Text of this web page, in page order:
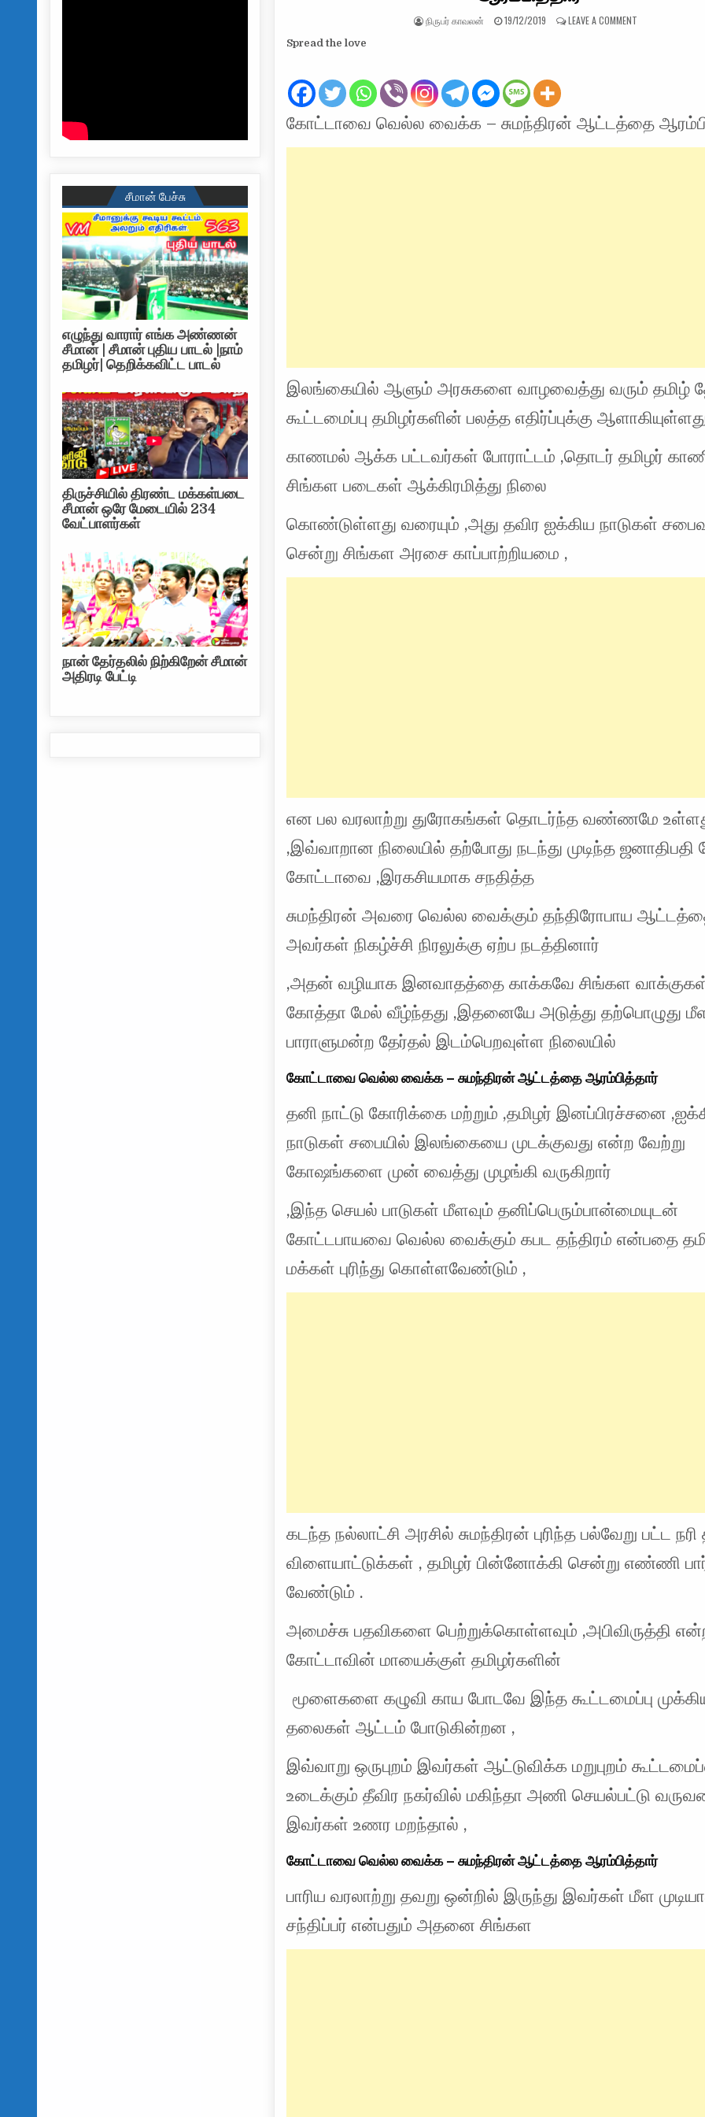
AUTHOR:
நிருபர் காவலன் PUBLISHED DATE:
19/12/2019 LEAVE A COMMENT ON கோட்டாவை
Spread the love
கோட்டாவை வெல்ல வைக்க – சுமந்திரன் ஆட்டத்தை
இலங்கையில் ஆளும் அரசுகளை வாழவைத்து வரும் தமிழ்
கூட்டமைப்பு தமிழர்களின் பலத்த எதிர்ப்புக்கு
காணமல் ஆக்க பட்டவர்கள் போராட்டம் ,தொடர் தமிழர்
சிங்கள படைகள் ஆக்கிரமித்து நிலை
கொண்டுள்ளது வரையும் ,அது தவிர ஐக்கிய நாடுகள்
சென்று சிங்கள அரசை காப்பாற்றியமை ,
என பல வரலாற்று துரோகங்கள் தொடர்ந்த வண்ணமே
,இவ்வாறான நிலையில் தற்போது நடந்து முடிந்த ஜனாதிபதி
கோட்டாவை ,இரகசியமாக சநதித்த
சுமந்திரன் அவரை வெல்ல வைக்கும் தந்திரோபாய
அவர்கள் நிகழ்ச்சி நிரலுக்கு ஏற்ப நடத்தினார்
,அதன் வழியாக இனவாதத்தை காக்கவே சிங்கள
கோத்தா மேல் வீழ்ந்தது ,இதனையே அடுத்து தற்பொழுது
பாராளுமன்ற தேர்தல் இடம்பெறவுள்ள நிலையில்
கோட்டாவை வெல்ல வைக்க – சுமந்திரன் ஆட்டத்தை ஆரம்பித்தார்
தனி நாட்டு கோரிக்கை மற்றும் ,தமிழர் இனப்பிரச்சனை
நாடுகள் சபையில் இலங்கையை முடக்குவது என்ற வேற்று
கோஷங்களை முன் வைத்து முழங்கி வருகிறார்
,இந்த செயல் பாடுகள் மீளவும் தனிப்பெரும்பான்மையுடன்
கோட்டபாயவை வெல்ல வைக்கும் கபட தந்திரம் என்பதை
மக்கள் புரிந்து கொள்ளவேண்டும் ,
கடந்த நல்லாட்சி அரசில் சுமந்திரன் புரிந்த பல்வேறு பட்ட நரி
விளையாட்டுக்கள் , தமிழர் பின்னோக்கி சென்று எண்ணி
வேண்டும் .
அமைச்சு பதவிகளை பெற்றுக்கொள்ளவும் ,அபிவிருத்தி
கோட்டாவின் மாயைக்குள் தமிழர்களின்
மூளைகளை கழுவி காய போடவே இந்த கூட்டமைப்பு
தலைகள் ஆட்டம் போடுகின்றன ,
இவ்வாறு ஒருபுறம் இவர்கள் ஆட்டுவிக்க மறுபுறம்
உடைக்கும் தீவிர நகர்வில் மகிந்தா அணி செயல்பட்டு
இவர்கள் உணர மறந்தால் ,
கோட்டாவை வெல்ல வைக்க – சுமந்திரன் ஆட்டத்தை ஆரம்பித்தார்
பாரிய வரலாற்று தவறு ஒன்றில் இருந்து இவர்கள் மீள
சந்திப்பர் என்பதும் அதனை சிங்கள
சீமான் பேச்சு
எழுந்து வாரார் எங்க அண்ணன்
சீமான் | சீமான் புதிய பாடல் |நாம்
தமிழர்| தெறிக்கவிட்ட பாடல்
திருச்சியில் திரண்ட மக்கள்படை
சீமான் ஒரே மேடையில் 234
வேட்பாளர்கள்
நான் தேர்தலில் நிற்கிறேன் சீமான்
அதிரடி பேட்டி